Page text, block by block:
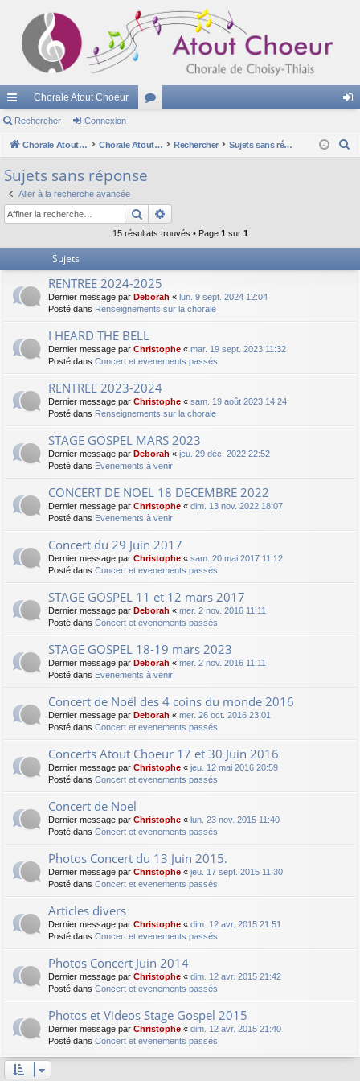
cc
ès
ra
pi
de
Chorale Atout Choeur
u ne
Rechercher Connexion
Chorale Atout Choeur Chorale Atout Choeur Rechercher Sujets sans réponse
c
Sujets sans réponse
Aller à la recherche avancée
Rechercher
15 résultats trouvés • Page 1 sur 1
Sujets
RENTREE 2024-2025
Dernier message par Deborah « lun. 9 sept. 2024 12:04
Posté dans Renseignements sur la chorale
I HEARD THE BELL
Dernier message par Christophe « mar. 19 sept. 2023 11:32
Posté dans Concert et evenements passés
RENTREE 2023-2024
Dernier message par Christophe « sam. 19 août 2023 14:24
Posté dans Renseignements sur la chorale
STAGE GOSPEL MARS 2023
Dernier message par Deborah « jeu. 29 déc. 2022 22:52
Posté dans Evenements à venir
CONCERT DE NOEL 18 DECEMBRE 2022
Dernier message par Christophe « dim. 13 nov. 2022 18:07
Posté dans Evenements à venir
Concert du 29 Juin 2017
Dernier message par Christophe « sam. 20 mai 2017 11:12
Posté dans Concert et evenements passés
STAGE GOSPEL 11 et 12 mars 2017
Dernier message par Deborah « mer. 2 nov. 2016 11:11
Posté dans Concert et evenements passés
STAGE GOSPEL 18-19 mars 2023
Dernier message par Deborah « mer. 2 nov. 2016 11:11
Posté dans Evenements à venir
Concert de Noël des 4 coins du monde 2016
Dernier message par Deborah « mer. 26 oct. 2016 23:01
Posté dans Concert et evenements passés
Concerts Atout Choeur 17 et 30 Juin 2016
Dernier message par Christophe « jeu. 12 mai 2016 20:59
Posté dans Concert et evenements passés
Concert de Noel
Dernier message par Christophe « lun. 23 nov. 2015 11:40
Posté dans Concert et evenements passés
Photos Concert du 13 Juin 2015.
Dernier message par Christophe « jeu. 17 sept. 2015 11:30
Posté dans Concert et evenements passés
Articles divers
Dernier message par Christophe « dim. 12 avr. 2015 21:51
Posté dans Concert et evenements passés
Photos Concert Juin 2014
Dernier message par Christophe « dim. 12 avr. 2015 21:42
Posté dans Concert et evenements passés
Photos et Videos Stage Gospel 2015
Dernier message par Christophe « dim. 12 avr. 2015 21:40
Posté dans Concert et evenements passés